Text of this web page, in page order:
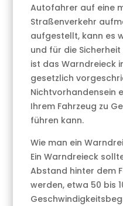
Autofahrer auf eine
Straßenverkehr
aufgestellt, kann es
und für die
ist das Warndreieck
gesetzlich
Nichtvorhandensein
Ihrem Fahrzeug zu
führen kann.
Wie man ein
Ein Warndreieck
Abstand hinter dem
werden, etwa 50 bis